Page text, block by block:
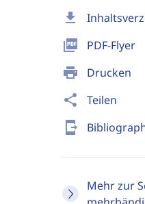
download
picture_as_pdf PDF-Flyer
print Drucken
share Teilen
send_to_mobile
Mehr zur